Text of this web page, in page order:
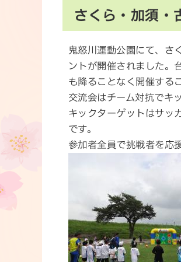
さくら・加須・
鬼怒川運動公園にて、さ
ントが開催されました。
も降ることなく開催する
交流会はチーム対抗でキ
キックターゲットはサッ
です。
参加者全員で挑戦者を応